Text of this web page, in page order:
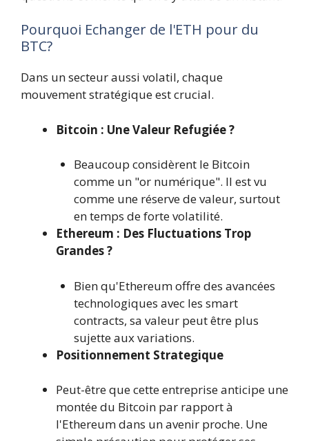
Pourquoi Echanger de l'ETH pour du
BTC?
Dans un secteur aussi volatil, chaque
mouvement stratégique est crucial.
Bitcoin : Une Valeur Refugiée ?
Beaucoup considèrent le Bitcoin
comme un "or numérique". Il est vu
comme une réserve de valeur, surtout
en temps de forte volatilité.
Ethereum : Des Fluctuations Trop
Grandes ?
Bien qu'Ethereum offre des avancées
technologiques avec les smart
contracts, sa valeur peut être plus
sujette aux variations.
Positionnement Strategique
Peut-être que cette entreprise anticipe une
montée du Bitcoin par rapport à
l'Ethereum dans un avenir proche. Une